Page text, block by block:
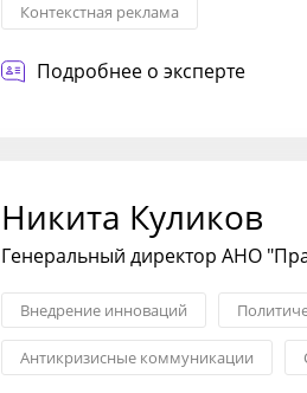
Контекстная реклама
Подробнее о эксперте
Никита Куликов
Генеральный директор АНО
Внедрение инноваций
Антикризисные коммуникации